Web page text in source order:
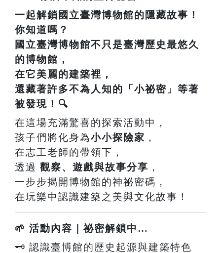
一起解鎖國立臺灣博物館的隱藏故事！
你知道嗎？
國立臺灣博物館不只是臺灣歷史最悠久
的博物館，
在它美麗的建築裡，
還藏著許多不為人知的「小祕密」等著
被發現！🔍
在這場充滿驚喜的探索活動中，
孩子們將化身為小小探險家 ，
在志工老師的帶領下，
透過 觀察、遊戲與故事分享 ，
一步步揭開博物館的神祕密碼，
在玩樂中認識建築之美與文化故事！
🌱 活動內容｜祕密解鎖中…
🗝️ 認識臺博館的歷史起源與建築特色